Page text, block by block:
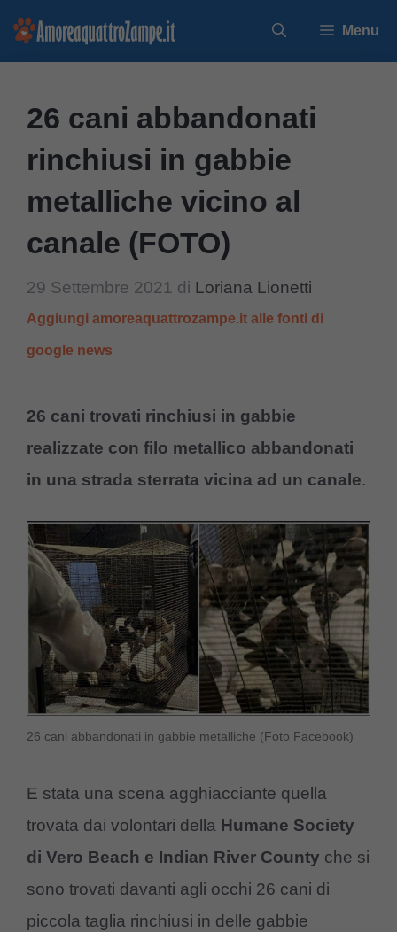
Vai
Menu
26 cani abbandonati
rinchiusi in gabbie
metalliche vicino al
canale (FOTO)
29 Settembre 2021 di Loriana Lionetti
Aggiungi amoreaquattrozampe.it alle fonti di
google news
26 cani trovati rinchiusi in gabbie
realizzate con filo metallico abbandonati
in una strada sterrata vicina ad un canale.
26 cani abbandonati in gabbie metalliche (Foto Facebook)
E stata una scena agghiacciante quella
trovata dai volontari della Humane Society
di Vero Beach e Indian River County che si
sono trovati davanti agli occhi 26 cani di
piccola taglia rinchiusi in delle gabbie